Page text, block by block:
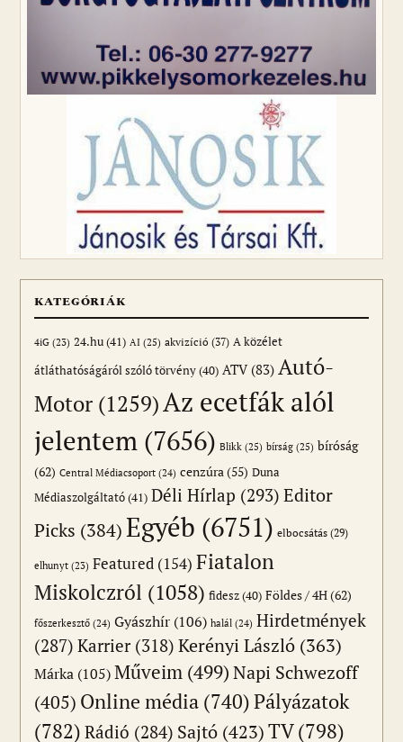
KATEGÓRIÁK
4iG (23) 24.hu(41) AI (25) akvizíció (37) A közélet
átláthatóságáról szóló törvény(40) ATV(83) Autó-
Motor (1259)Az ecetfák alól
jelentem (7656) Blikk (25) bírság (25) bíróság
(62) Central Médiacsoport (24) cenzúra(55) Duna
Médiaszolgáltató(41) Déli Hírlap (293) Editor
Picks (384)Egyéb (6751) elbocsátás (29)
elhunyt (23) Featured (154) Fiatalon
Miskolczról (1058) fidesz(40) Földes / 4H(62)
főszerkesztő (24) Gyászhír (106) halál (24) Hirdetmények
(287) Karrier(318) Kerényi László (363)
Márka (105) Műveim (499)Napi Schwezoff
(405) Online média (740)Pályázatok
(782) Rádió (284) Sajtó (423)TV(798)